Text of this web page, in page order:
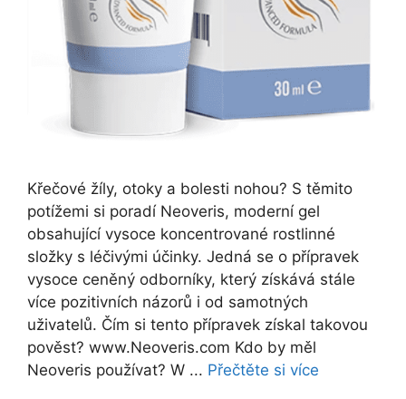
Křečové žíly, otoky a bolesti nohou? S těmito
potížemi si poradí Neoveris, moderní gel
obsahující vysoce koncentrované rostlinné
složky s léčivými účinky. Jedná se o přípravek
vysoce ceněný odborníky, který získává stále
více pozitivních názorů i od samotných
uživatelů. Čím si tento přípravek získal takovou
pověst? www.Neoveris.com Kdo by měl
Neoveris používat? W ... Přečtěte si více